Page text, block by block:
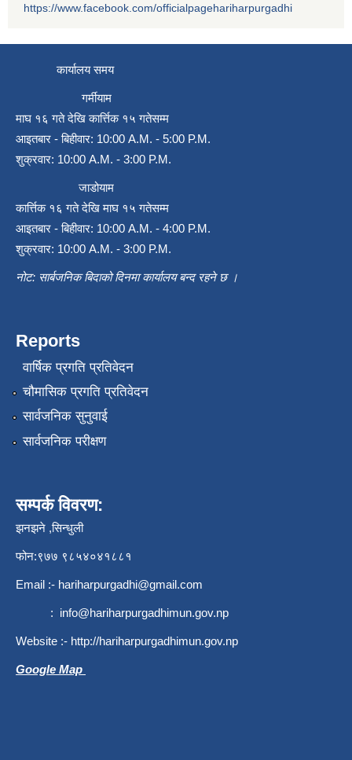
https://www.facebook.com/officialpagehariharpurgadhi
कार्यालय समय
गर्मीयाम
माघ १६ गते देखि कार्त्तिक १५ गतेसम्म
आइतबार - बिहीवार: 10:00 A.M. - 5:00 P.M.
शुक्रवार: 10:00 A.M. - 3:00 P.M.
जाडोयाम
कार्त्तिक १६ गते देखि माघ १५ गतेसम्म
आइतबार - बिहीवार: 10:00 A.M. - 4:00 P.M.
शुक्रवार: 10:00 A.M. - 3:00 P.M.
नोट: सार्बजनिक बिदाको दिनमा कार्यालय बन्द रहने छ ।
Reports
वार्षिक प्रगति प्रतिवेदन
चौमासिक प्रगति प्रतिवेदन
सार्वजनिक सुनुवाई
सार्वजनिक परीक्षण
सम्पर्क विवरण:
झनझने ,सिन्धुली
फोन:९७७ ९८५४०४१८८१
Email :- hariharpurgadhi@gmail.com
: info@hariharpurgadhimun.gov.np
Website :- http://hariharpurgadhimun.gov.np
Google Map